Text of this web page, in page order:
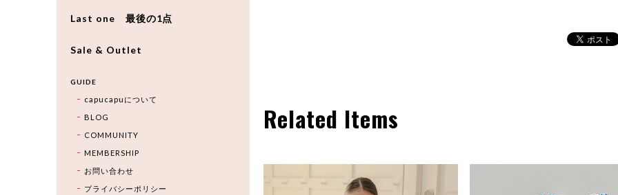
Related Items
Last one 最後の1点
Sale & Outlet
GUIDE
capucapuについて
BLOG
COMMUNITY
MEMBERSHIP
お問い合わせ
プライバシーポリシー